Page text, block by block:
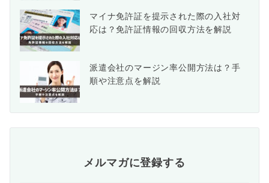
マイナ免許証を提示された際の入社対
応は？免許証情報の回収方法を解説
派遣会社のマージン率公開方法は？手
順や注意点を解説
メルマガに登録する